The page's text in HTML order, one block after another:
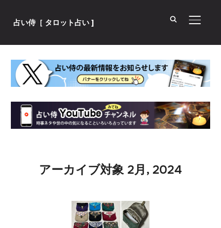
占い侍［ タロット占い ] サイド
アーカイブ対象 2月, 2024